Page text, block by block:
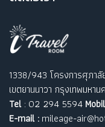
1338/943 โครงการศุภา
เขตยานนาวา กรุงเทพมหา
Tel: 02 294 5594
E-mail : mileage-